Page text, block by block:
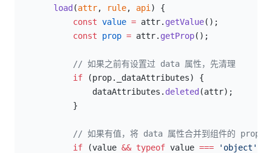
        load
(attr, rule, api ) {
            const
value = attr. getValue();
            const
prop = attr. getProp();
// 如果之前有设置过 data 属性，先清理
            if
(prop._dataAttributes) {
                dataAttributes.
deleted (attr);
            }
// 如果有值，将 data 属性合并到组件的 props
            if
(value && typeof value === 'object'